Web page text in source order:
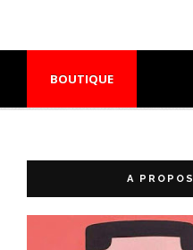
BOUTIQUE
A PROPOS